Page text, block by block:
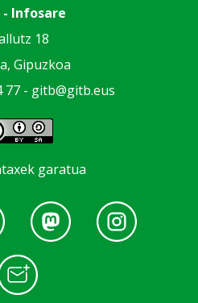
- Infosare
18
Gipuzkoa
77 - gitb@gitb.eus
garatua